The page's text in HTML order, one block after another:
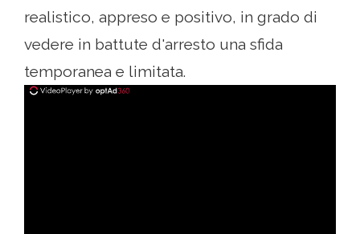
realistico, appreso e positivo, in grado di
vedere in battute d'arresto una sfida
temporanea e limitata.